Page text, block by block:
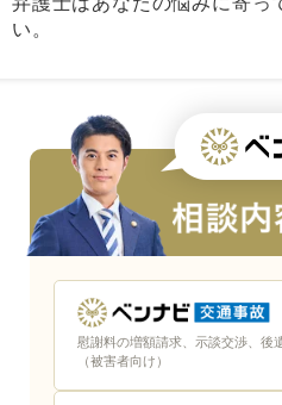
い。
慰謝料の増額請求、示談交渉、後
（被害者向け）